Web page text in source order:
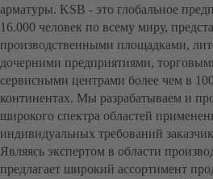
арматуры. KSB - это глобальное
16.000 человек по всему миру,
производственными площадками,
дочерними предприятиями,
сервисными центрами более чем в
континентах. Мы разрабатываем и
широкого спектра областей
индивидуальных требований
Являясь экспертом в области
предлагает широкий ассортимент